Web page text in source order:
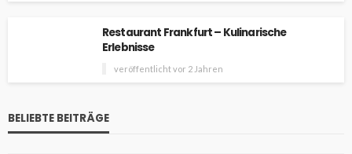
Restaurant Frankfurt – Kulinarische
Erlebnisse
veröffentlicht vor 2 Jahren
BELIEBTE BEITRÄGE